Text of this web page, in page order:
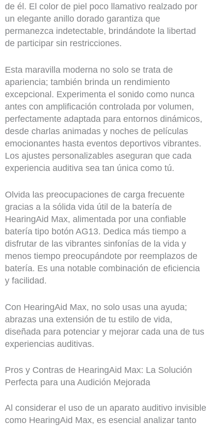
de él. El color de piel poco llamativo realzado por
un elegante anillo dorado garantiza que
permanezca indetectable, brindándote la libertad
de participar sin restricciones.
Esta maravilla moderna no solo se trata de
apariencia; también brinda un rendimiento
excepcional. Experimenta el sonido como nunca
antes con amplificación controlada por volumen,
perfectamente adaptada para entornos dinámicos,
desde charlas animadas y noches de películas
emocionantes hasta eventos deportivos vibrantes.
Los ajustes personalizables aseguran que cada
experiencia auditiva sea tan única como tú.
Olvida las preocupaciones de carga frecuente
gracias a la sólida vida útil de la batería de
HearingAid Max, alimentada por una confiable
batería tipo botón AG13. Dedica más tiempo a
disfrutar de las vibrantes sinfonías de la vida y
menos tiempo preocupándote por reemplazos de
batería. Es una notable combinación de eficiencia
y facilidad.
Con HearingAid Max, no solo usas una ayuda;
abrazas una extensión de tu estilo de vida,
diseñada para potenciar y mejorar cada una de tus
experiencias auditivas.
Pros y Contras de HearingAid Max: La Solución
Perfecta para una Audición Mejorada
Al considerar el uso de un aparato auditivo invisible
como HearingAid Max, es esencial analizar tanto